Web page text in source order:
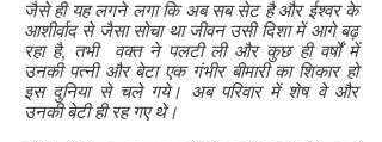
जैसे ही यह लगने लगा कि अब सब सेट है और ईश्वर के
आशीर्वाद से जैसा सोचा था जीवन उसी दिशा में आगे बढ़
रहा है, तभी वक्त ने पलटी ली और कुछ ही वर्षों में
उनकी पत्नी और बेटा एक गंभीर बीमारी का शिकार हो
इस दुनिया से चले गये। अब परिवार में शेष वे और
उनकी बेटी ही रह गए थे।